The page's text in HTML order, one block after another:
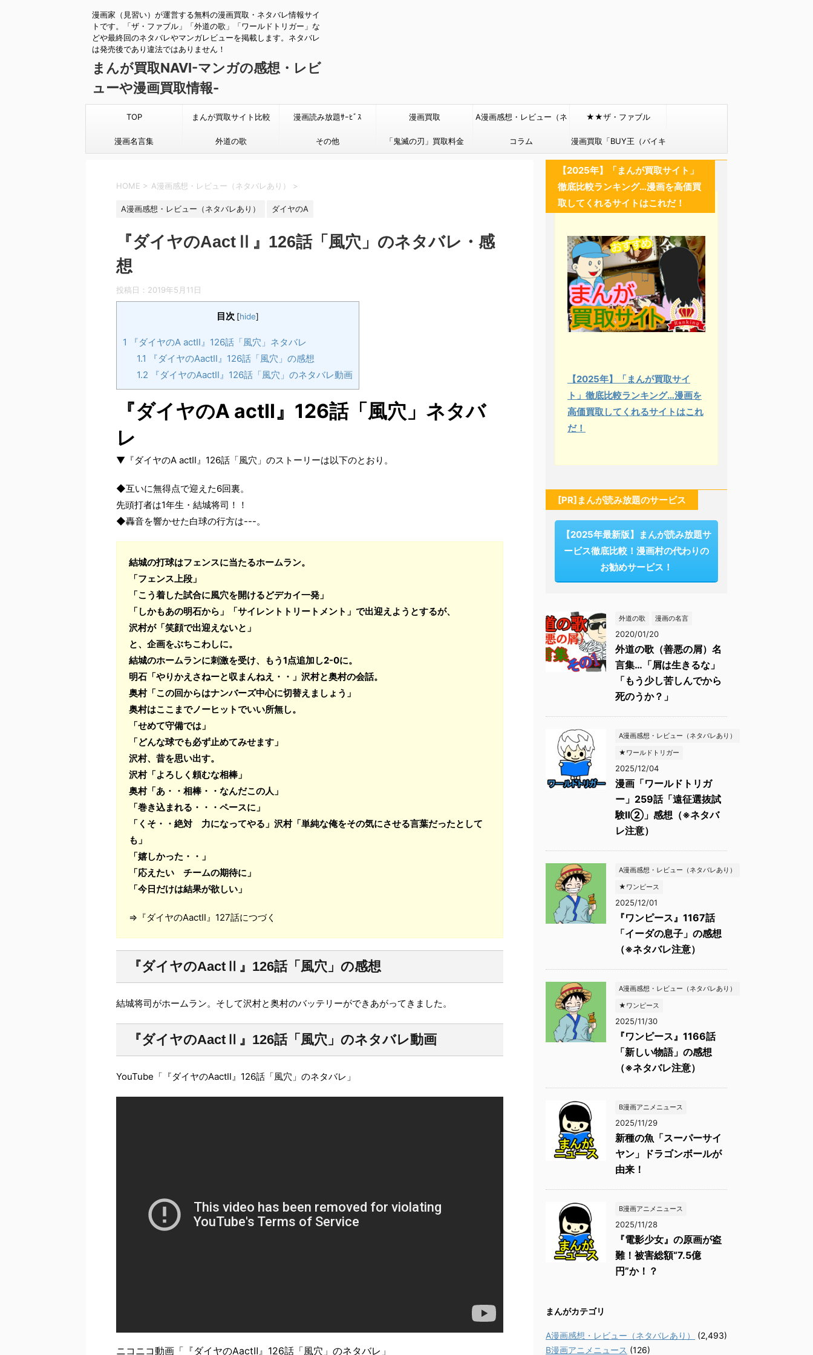
漫画家（見習い）が運営する無料の漫画買取・ネタバレ情報サイ
トです。「ザ・ファブル」「外道の歌」「ワールドトリガー」な
どや最終回のネタバレやマンガレビューを掲載します。ネタバレ
は発売後であり違法ではありません！
まんが買取NAVI-マンガの感想・レビ
ューや漫画買取情報-
TOP まんが買取サイト比較 漫画読み放題ｻｰﾋﾞｽ 漫画買取 A漫画感想・レビュー（ネ
タバレあり）
★★ザ・ファブル
漫画名言集 外道の歌 その他 「鬼滅の刃」買取料金 コラム 漫画買取「BUY王（バイキ
ング）」
HOME > A漫画感想・レビュー（ネタバレあり） >
A漫画感想・レビュー（ネタバレあり） ダイヤのA
『ダイヤのAactⅡ』126話「風穴」のネタバレ・感
想
投稿日： 2019年5月11日
目次 [hide]
1
『ダイヤのA actⅡ』126話「風穴」ネタバレ
1.1 『ダイヤのAactⅡ』126話「風穴」の感想
1.2 『ダイヤのAactⅡ』126話「風穴」のネタバレ動画
『ダイヤのA actⅡ』126話「風穴」ネタバ
レ
▼『ダイヤのA actⅡ』126話「風穴」のストーリーは以下のとおり。
◆互いに無得点で迎えた6回裏。
先頭打者は1年生・結城将司！！
◆轟音を響かせた白球の行方は---。
結城の打球はフェンスに当たるホームラン。
「フェンス上段」
「こう着した試合に風穴を開けるどデカイ一発」
「しかもあの明石から」
「サイレントトリートメント」で出迎えようとするが、
沢村が「笑顔で出迎えないと」
と、企画をぶちこわしに。
結城のホームランに刺激を受け、もう1点追加し2-0に。
明石「やりかえさねーと収まんねえ・・」 沢村と奥村の会話。
奥村「この回からはナンバーズ中心に切替えましょう」
奥村はここまでノーヒットでいい所無し。
「せめて守備では」
「どんな球でも必ず止めてみせます」
沢村、昔を思い出す。
沢村「よろしく頼むな相棒」
奥村「あ・・相棒・・なんだこの人」
「巻き込まれる・・・ペースに」
「くそ・・絶対 力になってやる」 沢村「単純な俺をその気にさせる言葉だったとして
も」
「嬉しかった・・」
「応えたい チームの期待に」
「今日だけは結果が欲しい」
⇒『ダイヤのAactⅡ』127話につづく
『ダイヤのAactⅡ』126話「風穴」の感想
結城将司がホームラン。そして沢村と奥村のバッテリーができあがってきました。
『ダイヤのAactⅡ』126話「風穴」のネタバレ動画
YouTube「『ダイヤのAactⅡ』126話「風穴」のネタバレ」
ニコニコ動画「『ダイヤのAactⅡ』126話「風穴」のネタバレ」
【2025年】「まんが買取サイト」
徹底比較ランキング…漫画を高価買
取してくれるサイトはこれだ！
【2025年】「まんが買取サイ
ト」徹底比較ランキング…漫画を
高価買取してくれるサイトはこれ
だ！
[PR]まんが読み放題のサービス
【2025年最新版】まんが読み放題サ
ービス徹底比較！漫画村の代わりの
お勧めサービス！
外道の歌 漫画の名言
2020/01/20
外道の歌（善悪の屑）名
言集…「屑は生きるな」
「もう少し苦しんでから
死のうか？」
A漫画感想・レビュー（ネタバレあり）
★ワールドトリガー
2025/12/04
漫画「ワールドトリガ
ー」259話「遠征選抜試
験Ⅱ②」感想（※ネタバ
レ注意）
A漫画感想・レビュー（ネタバレあり）
★ワンピース
2025/12/01
『ワンピース』1167話
「イーダの息子」の感想
（※ネタバレ注意）
A漫画感想・レビュー（ネタバレあり）
★ワンピース
2025/11/30
『ワンピース』1166話
「新しい物語」の感想
（※ネタバレ注意）
B漫画アニメニュース
2025/11/29
新種の魚「スーパーサイ
ヤン」ドラゴンボールが
由来！
B漫画アニメニュース
2025/11/28
『電影少女』の原画が盗
難！被害総額“7.5億
円”か！？
まんがカテゴリ
A漫画感想・レビュー（ネタバレあり）
(2,493)
B漫画アニメニュース (126)